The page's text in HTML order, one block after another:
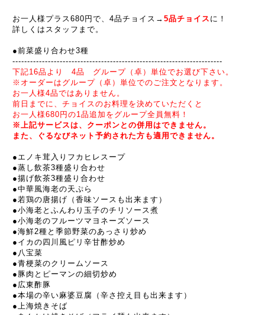
お一人様プラス680円で、4品チョイス→ 5品チョイス に！
詳しくはスタッフまで。
●前菜盛り合わせ3種
-----------------------------------------------------------------------
下記16品より 4品 グループ（卓）単位でお選び下さい。
※オーダーはグループ（卓）単位でのご注文となります。
お一人様4品ではありません。
前日までに、チョイスのお料理を決めていただくと
お一人様680円の1品追加をグループ全員無料！
※上記サービスは、クーポンとの併用はできません。
また、
ぐるなびネット予約された方も適用できません。
● エノキ茸入りフカヒレスープ
●蒸し飲茶3種盛り合わせ
●揚げ飲茶3種盛り合わせ
●中華風海老の天ぷら
●若鶏の唐揚げ（香味ソースも出来ます）
●小海老とふんわり玉子のチリソース煮
●小海老のフルーツマヨネーズソース
●海鮮2種と季節野菜のあっさり炒め
●イカの四川風ピリ辛甘酢炒め
●八宝菜
●青梗菜のクリームソース
●豚肉とピーマンの細切炒め
●広東酢豚
●本場の辛い麻婆豆腐（辛さ控え目も出来ます）
●上海焼きそば